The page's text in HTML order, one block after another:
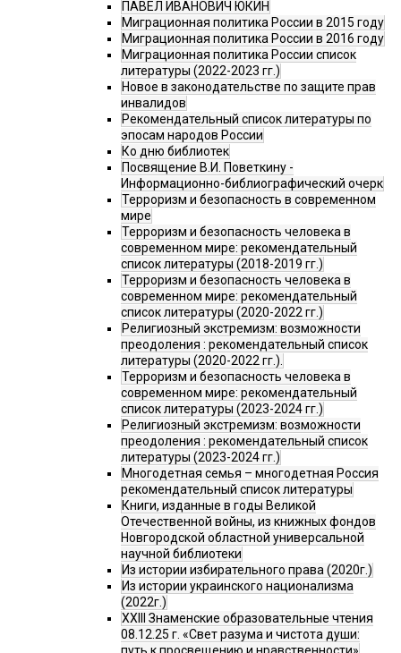
ПАВЕЛ ИВАНОВИЧ ЮКИН
Миграционная политика России в 2015 году
Миграционная политика России в 2016 году
Миграционная политика России список
литературы (2022-2023 гг.)
Новое в законодательстве по защите прав
инвалидов
Рекомендательный список литературы по
эпосам народов России
Ко дню библиотек
Посвящение В.И. Поветкину -
Информационно-библиографический очерк
Терроризм и безопасность в современном
мире
Терроризм и безопасность человека в
современном мире: рекомендательный
список литературы (2018-2019 гг.)
Терроризм и безопасность человека в
современном мире: рекомендательный
список литературы (2020-2022 гг.)
Религиозный экстремизм: возможности
преодоления : рекомендательный список
литературы (2020-2022 гг.).
Терроризм и безопасность человека в
современном мире: рекомендательный
список литературы (2023-2024 гг.)
Религиозный экстремизм: возможности
преодоления : рекомендательный список
литературы (2023-2024 гг.)
Многодетная семья – многодетная Россия
рекомендательный список литературы
Книги, изданные в годы Великой
Отечественной войны, из книжных фондов
Новгородской областной универсальной
научной библиотеки
Из истории избирательного права (2020г.)
Из истории украинского национализма
(2022г.)
XXIII Знаменские образовательные чтения
08.12.25 г. «Свет разума и чистота души: